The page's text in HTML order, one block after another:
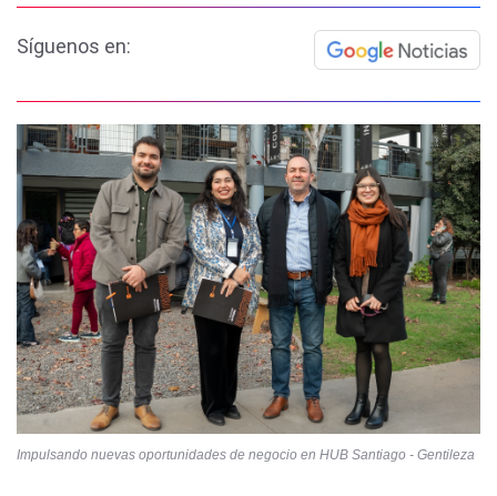
Síguenos en:
Impulsando nuevas oportunidades de negocio en HUB Santiago - Gentileza